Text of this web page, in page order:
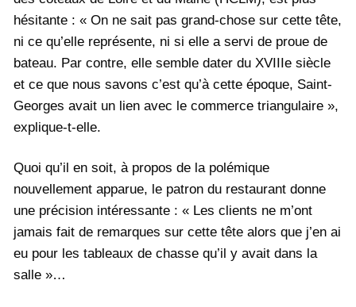
hésitante : « On ne sait pas grand-chose sur cette tête,
ni ce qu’elle représente, ni si elle a servi de proue de
bateau. Par contre, elle semble dater du XVIIIe siècle
et ce que nous savons c’est qu’à cette époque, Saint-
Georges avait un lien avec le commerce triangulaire »,
explique-t-elle.
Quoi qu’il en soit, à propos de la polémique
nouvellement apparue, le patron du restaurant donne
une précision intéressante : « Les clients ne m’ont
jamais fait de remarques sur cette tête alors que j’en ai
eu pour les tableaux de chasse qu’il y avait dans la
salle »…